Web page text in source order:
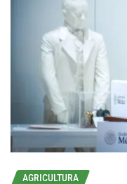
AGRICULTURA